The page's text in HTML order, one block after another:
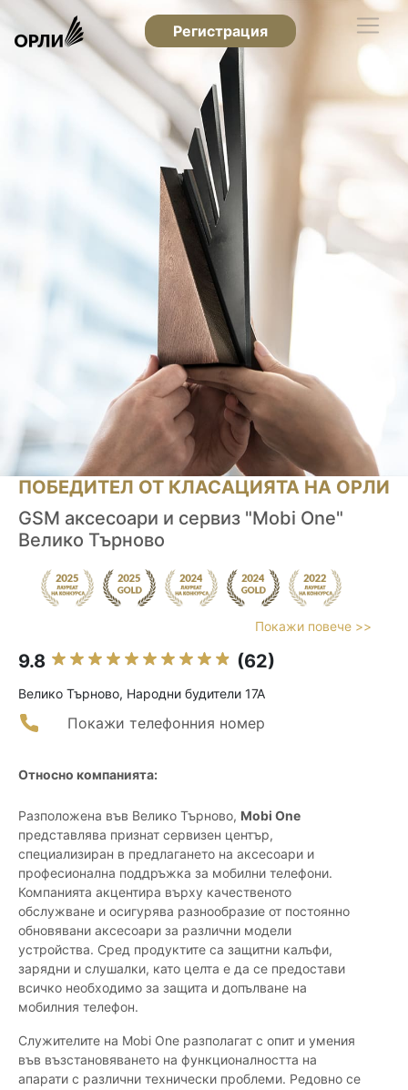
Регистрация
ПОБЕДИТЕЛ ОТ КЛАСАЦИЯТА НА ОРЛИ
GSM аксесоари и сервиз "Mobi One"
Велико Търново
Покажи повече >>
9.8 (62)
Велико Търново, Народни будители 17А
Покажи телефонния номер
Относно компанията:
Разположена във Велико Търново, Mobi One
представлява признат сервизен център,
специализиран в предлагането на аксесоари и
професионална поддръжка за мобилни телефони.
Компанията акцентира върху качественото
обслужване и осигурява разнообразие от постоянно
обновявани аксесоари за различни модели
устройства. Сред продуктите са защитни калъфи,
зарядни и слушалки, като целта е да се предостави
всичко необходимо за защита и допълване на
мобилния телефон.
Служителите на Mobi One разполагат с опит и умения
във възстановяването на функционалността на
апарати с различни технически проблеми. Редовно се